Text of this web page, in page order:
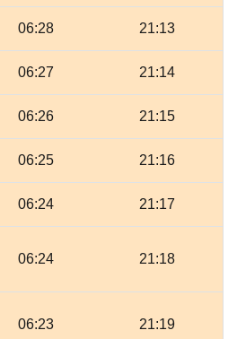
06:28 21:13
06:27 21:14
06:26 21:15
06:25 21:16
06:24 21:17
06:24 21:18
06:23 21:19